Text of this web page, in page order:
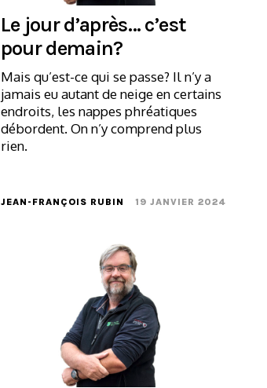
Le jour d’après… c’est
pour demain?
Mais qu’est-ce qui se passe? Il n’y a
jamais eu autant de neige en certains
endroits, les nappes phréatiques
débordent. On n’y comprend plus
rien.
JEAN-FRANÇOIS RUBIN 19 JANVIER 2024